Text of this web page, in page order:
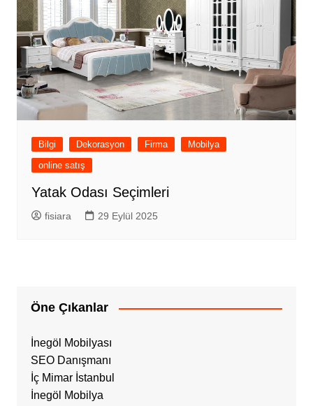
Bilgi Dekorasyon Firma
Mobilya
online satış
Yatak Odası Seçimleri
fisiara 29 Eylül 2025
Öne Çıkanlar
İnegöl Mobilyası
SEO Danışmanı
İç Mimar İstanbul
İnegöl Mobilya